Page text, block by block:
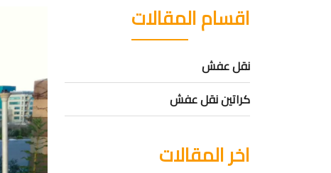
اقسام المقالات
نقل عفش
كراتين نقل عفش
اخر المقالات